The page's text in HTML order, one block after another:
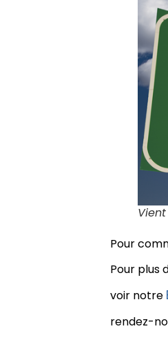
Pour
Pour plus
voir notre
rendez-